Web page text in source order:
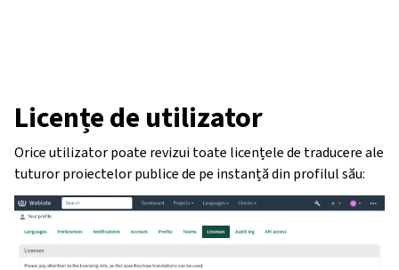
Licențe de utilizator
Orice utilizator poate revizui toate licențele de traducere ale
tuturor proiectelor publice de pe instanță din profilul său: